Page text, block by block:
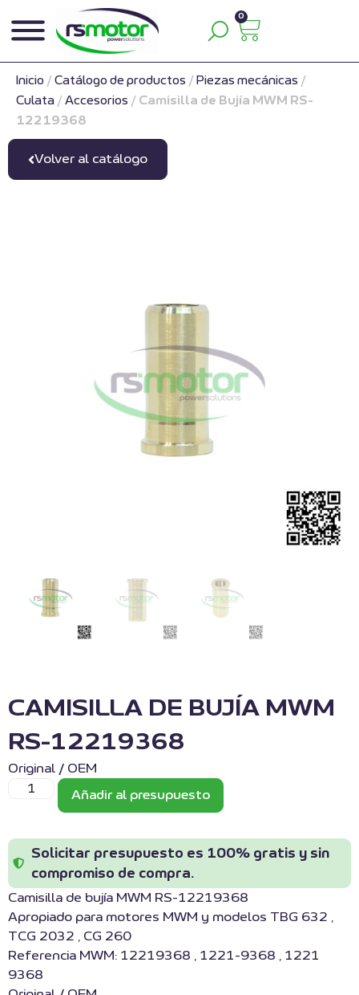
0
Inicio / Catálogo de productos / Piezas mecánicas /
Culata / Accesorios / Camisilla de Bujía MWM RS-
12219368
Volver al catálogo
CAMISILLA DE BUJÍA MWM
RS-12219368
Original / OEM
Añadir al presupuesto
Solicitar presupuesto es 100% gratis y sin
compromiso de compra.
Camisilla de bujía MWM RS-12219368
Apropiado para motores MWM y modelos TBG 632 ,
TCG 2032 , CG 260
Referencia MWM: 12219368 , 1221-9368 , 1221
9368